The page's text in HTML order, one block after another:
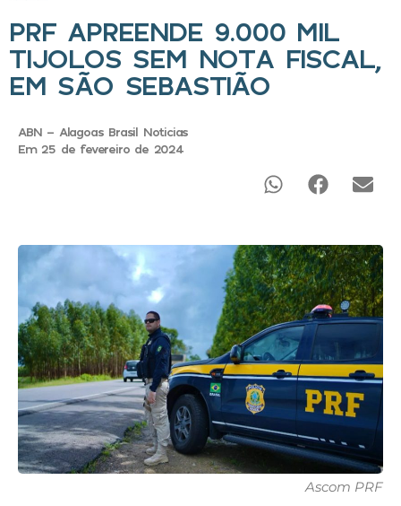
PRF APREENDE 9.000 MIL
TIJOLOS SEM NOTA FISCAL,
EM SÃO SEBASTIÃO
ABN - Alagoas Brasil Noticias
Em 25 de fevereiro de 2024
Ascom PRF